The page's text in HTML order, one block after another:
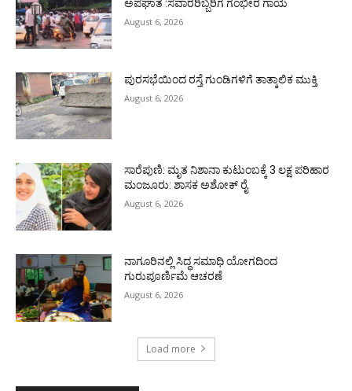
ಅಪಘಾತ :ಸವಾರರಿಬ್ಬರಿಗೆ ಗಂಭೀರ ಗಾಯ
August 6, 2026
ಪುರಸಭೆಯಿಂದ ರಸ್ತೆ ಗುಂಡಿಗಳಿಗೆ ತಾತ್ಕಾಲಿಕ ಮುಕ್ತಿ
August 6, 2026
ಸಾರೆಪುಣಿ: ಮೃತ ನಿಶಾನಾ ಕುಟುಂಬಕ್ಕೆ 3 ಲಕ್ಷ ಪರಿಹಾರ
ಮಂಜೂರು: ಶಾಸಕ ಅಶೋಕ್ ರೈ
August 6, 2026
ನಾಗೂರಿನಲ್ಲಿ ಸಿದ್ಧ ಸಮಾಧಿ ಯೋಗದಿಂದ
ಗುರುಪೂರ್ಣಿಮೆ ಆಚರಣೆ
August 6, 2026
Load more